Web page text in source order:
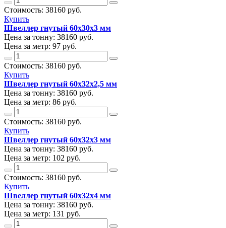
Стоимость: 38160 руб.
Купить
Швеллер гнутый 60х30х3 мм
Цена за тонну: 38160 руб.
Цена за метр: 97 руб.
Стоимость: 38160 руб.
Купить
Швеллер гнутый 60х32х2,5 мм
Цена за тонну: 38160 руб.
Цена за метр: 86 руб.
Стоимость: 38160 руб.
Купить
Швеллер гнутый 60х32х3 мм
Цена за тонну: 38160 руб.
Цена за метр: 102 руб.
Стоимость: 38160 руб.
Купить
Швеллер гнутый 60х32х4 мм
Цена за тонну: 38160 руб.
Цена за метр: 131 руб.